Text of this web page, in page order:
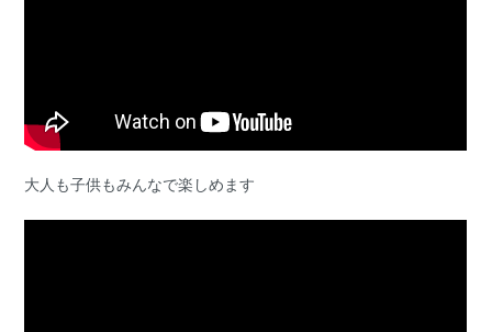
大人も子供もみんなで楽しめます